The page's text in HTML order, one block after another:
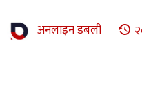
अनलाइन डबली